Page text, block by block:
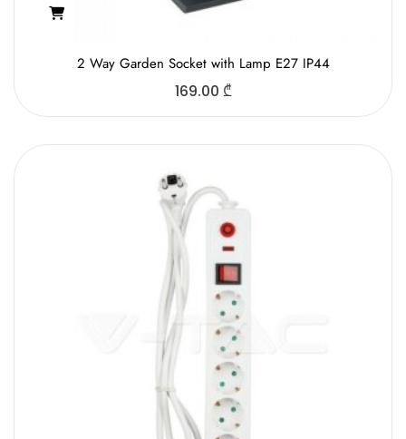
2 Way Gаrden Socket with Lamp E27 IP44
169.00 ₾